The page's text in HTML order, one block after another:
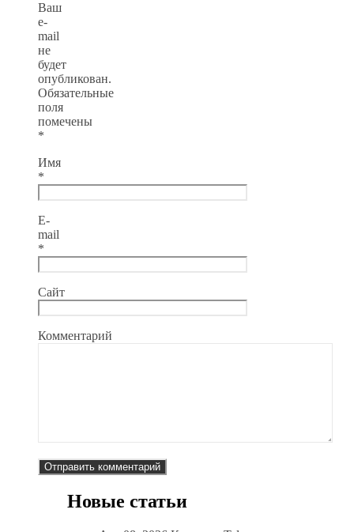
Ваш
e-
mail
не
будет
опубликован.
Обязательные
поля
помечены
*
Имя
*
E-
mail
*
Сайт
Комментарий
Новые статьи